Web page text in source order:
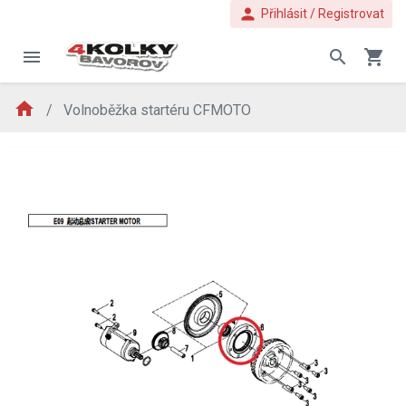
person Přihlásit / Registrovat
menu search shopping_cart
home Volnoběžka startéru CFMOTO